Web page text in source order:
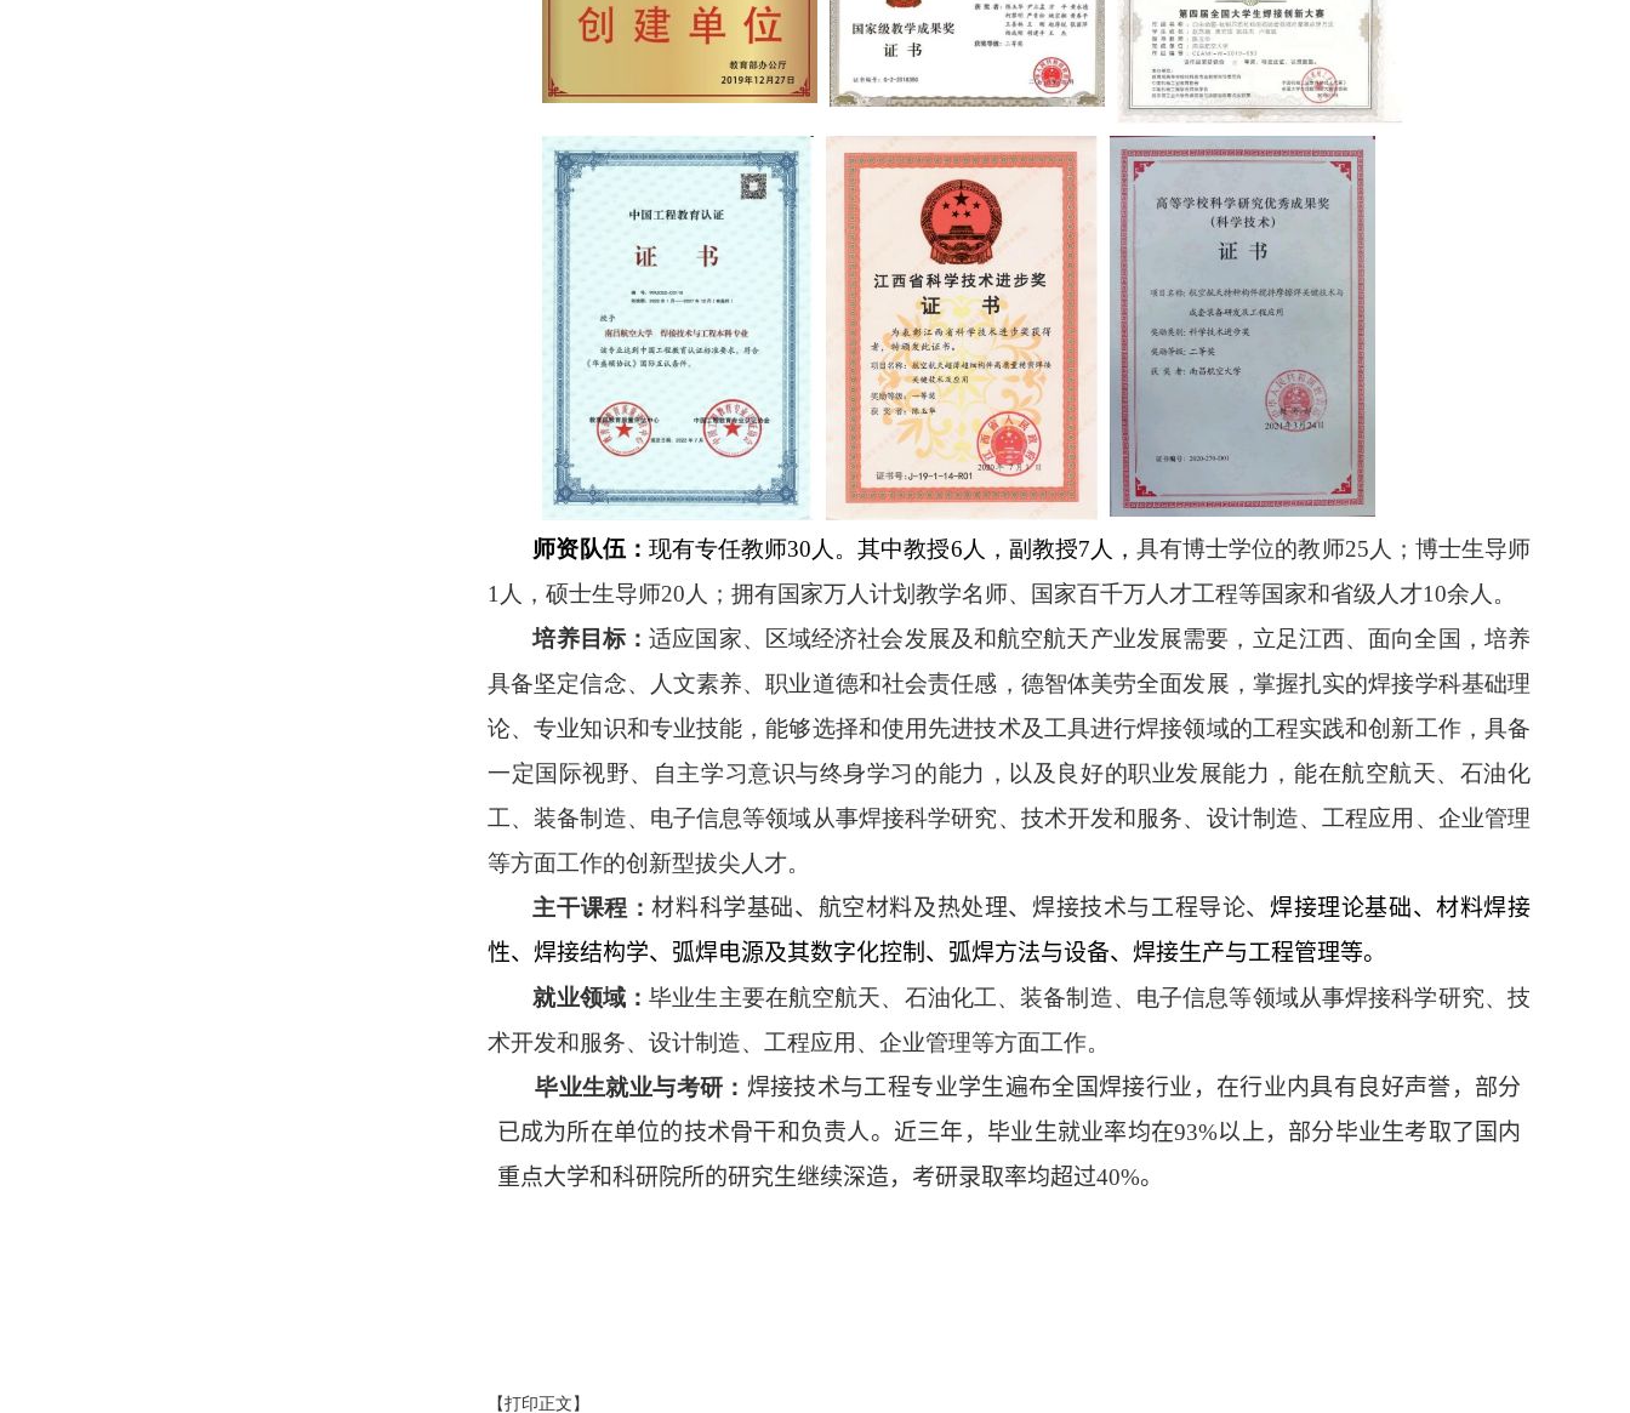
师资队伍： 现有专任教师30人。其中教授6人，副教授7人，具有博士学位的教师25人；博士生导师
1人，硕士生导师20人；拥有国家万人计划教学名师、国家百千万人才工程等国家和省级人才10余人。
培养目标：适应国家、区域经济社会发展及和航空航天产业发展需要，立足江西、面向全国，培养
具备坚定信念、人文素养、职业道德和社会责任感，德智体美劳全面发展，掌握扎实的焊接学科基础理
论、专业知识和专业技能，能够选择和使用先进技术及工具进行焊接领域的工程实践和创新工作，具备
一定国际视野、自主学习意识与终身学习的能力，以及良好的职业发展能力，能在航空航天、石油化
工、装备制造、电子信息等领域从事焊接科学研究、技术开发和服务、设计制造、工程应用、企业管理
等方面工作的创新型拔尖人才。
主干课程：材料科学基础、航空材料及热处理、焊接技术与工程导论、焊接理论基础、材料焊接
性、焊接结构学、弧焊电源及其数字化控制、弧焊方法与设备、焊接生产与工程管理等。
就业领域：毕业生主要在航空航天、石油化工、装备制造、电子信息等领域从事焊接科学研究、技
术开发和服务、设计制造、工程应用、企业管理等方面工作。
毕业生就业与考研： 焊接技术与工程专业学生遍布全国焊接行业，在行业内具有良好声誉，部分
已成为所在单位的技术骨干和负责人。近三年，毕业生就业率均在93%以上，部分毕业生考取了国内
重点大学和科研院所的研究生继续深造，考研录取率均超过40%。
【打印正文】